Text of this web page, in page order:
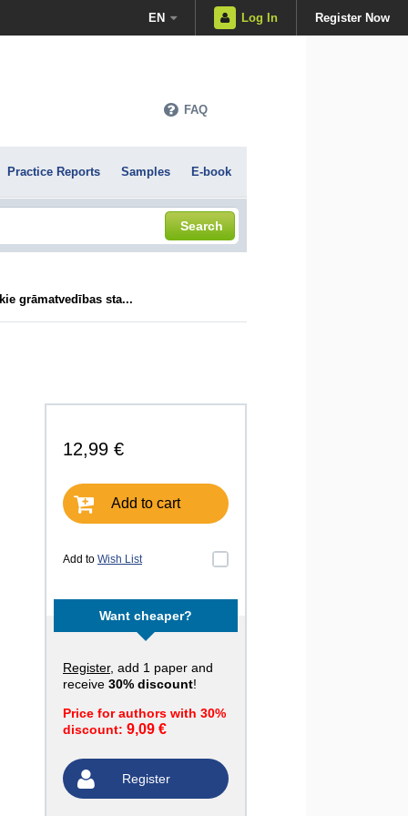
EN Log In Register Now
FAQ
Practice Reports Samples E-book
Search
grāmatvedības sta...
12,99 €
Add to cart
Add to Wish List
Want cheaper?
Register, add 1 paper and
receive 30% discount!
Price for authors with 30%
discount: 9,09 €
Register